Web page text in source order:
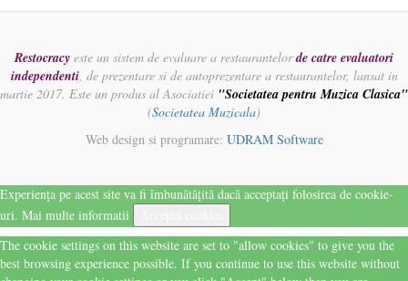
Restocracy este un sistem de evaluare a restaurantelorde catre evaluatori
independenti, de prezentare si de autoprezentare a restaurantelor, lansat in
martie 2017. Este un produs al Asociatiei "Societatea pentru Muzica Clasica"
(Societatea Muzicala)
Web design si programare: UDRAM Software
Experiența pe acest site va fi îmbunătățită dacă acceptați folosirea de cookie-
uri. Mai multe informatii
The cookie settings on this website are set to "allow cookies" to give you the
best browsing experience possible. If you continue to use this website without